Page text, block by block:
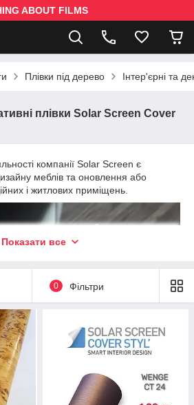
ABOUT FILMS
Плівки під дерево Інтер'єрні та
плівки Solar Screen Cover
компанії Solar Screen є
меблів та оновлення або
і житлових приміщень.
Показати все
0 Фільтри